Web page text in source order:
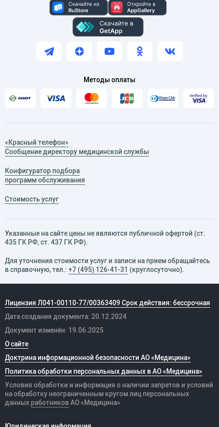
Методы оплаты
«Красный телефон»
Сообщение директору медицинской службы
Конфигуратор подбора
программ обслуживания
Стоимость услуг
Указанные на сайте цены не являются публичной офертой (ст.
435 ГК РФ, cт. 437 ГК РФ).
Для уточнения стоимости услуг и записи на прием обращайтесь
в справочную, тел.: +7 (495) 126-41-31 (круглосуточно).
Лицензия Л041-00110-77/00363409 Срок действия: бессрочная
Дата создания документа: 20.12.2024
Документ изменён: 19.06.2025
О сайте
Доктрина информационной безопасности АО «Медицина»
Политика обработки персональных данных в АО «Медицина»
Условия обработки и информация о наличии запретов и условий
на обработку неограниченным кругом лиц персональных
данных работников АО «Медицина»